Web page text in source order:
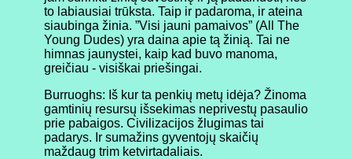
to labiausiai trūksta. Taip ir padaroma, ir ateina
siaubinga žinia. ”Visi jauni pamaivos” (All The
Young Dudes) yra daina apie tą žinią. Tai ne
himnas jaunystei, kaip kad buvo manoma,
greičiau - visiškai priešingai.
Burruoghs: Iš kur ta penkių metų idėja? Žinoma
gamtinių resursų išsekimas neprivestų pasaulio
prie pabaigos. Civilizacijos žlugimas tai
padarys. Ir sumažins gyventojų skaičių
maždaug trim ketvirtadaliais.